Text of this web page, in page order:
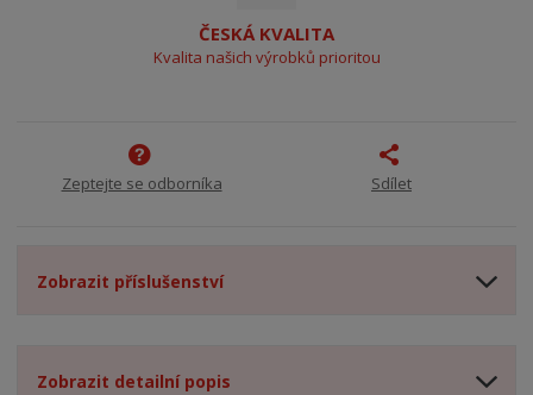
ČESKÁ KVALITA
Kvalita našich výrobků prioritou
Zeptejte se odborníka Sdílet
Zobrazit příslušenství
Zobrazit detailní popis